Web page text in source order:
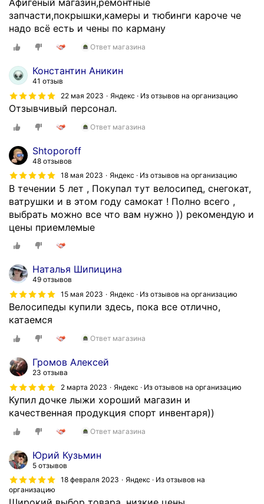
Афигеный магазин,ремонтные
запчасти,покрышки,камеры и тюбинги кароче че
надо всё есть и чены по карману
Ответ магазина
Константин Аникин
41 отзыв
22 мая 2023
Яндекс · Из отзывов на организацию
Отзывчивый персонал.
Ответ магазина
Shtoporoff
48 отзывов
18 мая 2023
Яндекс · Из отзывов на организацию
В течении 5 лет , Покупал тут велосипед, снегокат,
ватрушки и в этом году самокат ! Полно всего ,
выбрать можно все что вам нужно )) рекомендую и
цены приемлемые
Наталья Шипицина
49 отзывов
15 мая 2023
Яндекс · Из отзывов на организацию
Велосипеды купили здесь, пока все отлично,
катаемся
Ответ магазина
Громов Алексей
23 отзыва
2 марта 2023
Яндекс · Из отзывов на организацию
Купил дочке лыжи хороший магазин и
качественная продукция спорт инвентаря))
Ответ магазина
Юрий Кузьмин
5 отзывов
18 февраля 2023
Яндекс · Из отзывов на
организацию